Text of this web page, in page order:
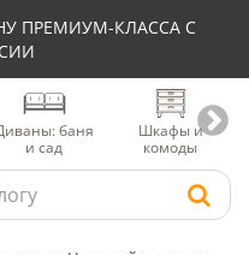
ПРЕМИУМ-КЛАССА С
баня
и сад
Шкафы и
комоды